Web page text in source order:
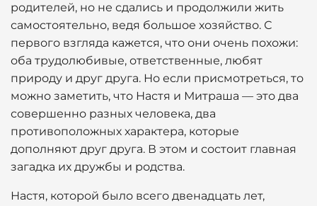
родителей, но не сдались и продолжили жить
самостоятельно, ведя большое хозяйство. С
первого взгляда кажется, что они очень похожи:
оба трудолюбивые, ответственные, любят
природу и друг друга. Но если присмотреться, то
можно заметить, что Настя и Митраша — это два
совершенно разных человека, два
противоположных характера, которые
дополняют друг друга. В этом и состоит главная
загадка их дружбы и родства.
Настя, которой было всего двенадцать лет,